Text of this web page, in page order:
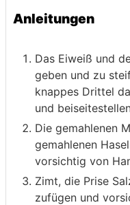
Anleitungen
Das Eiweiß und
geben und zu
knappes Drittel
und
Die gemahlenen
gemahlenen
vorsichtig von
Zimt, die Prise
zufügen und